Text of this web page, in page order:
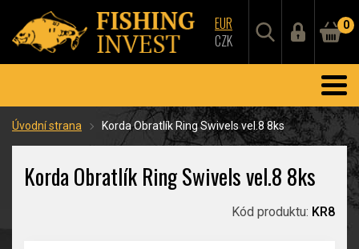
EUR
CZK
0
Úvodní strana Korda Obratlík Ring Swivels vel.8 8ks
Korda Obratlík Ring Swivels vel.8 8ks
Kód produktu: KR8